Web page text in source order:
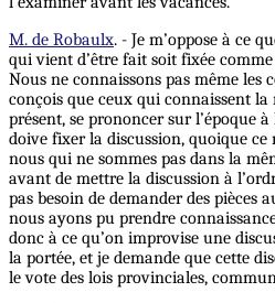
M. de Robaulx. - Je m’oppose à ce
qui vient d’être fait soit fixée
Nous ne connaissons pas même les
conçois que ceux qui connaissent la
présent, se prononcer sur l’époque
doive fixer la discussion, quoique
nous qui ne sommes pas dans la
avant de mettre la discussion à
pas besoin de demander des pièces
nous ayons pu prendre
donc à ce qu’on improvise une
la portée, et je demande que cette
le vote des lois provinciales,